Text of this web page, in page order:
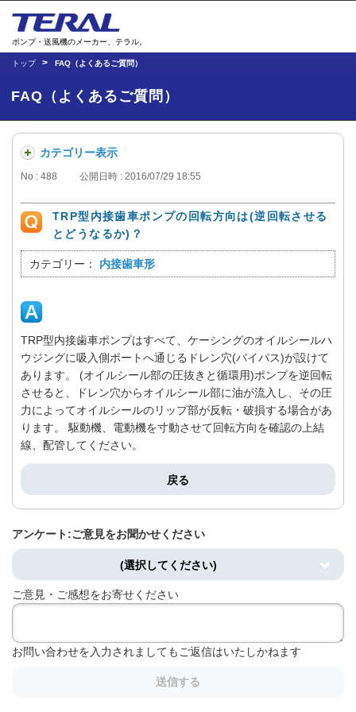
ポンプ・送風機のメーカー、テラル。
トップ FAQ（よくあるご質問）
FAQ（よくあるご質問）
カテゴリー表示
No : 488 公開日時 : 2016/07/29 18:55
TRP型内接歯車ポンプの回転方向は(逆回転させる
とどうなるか)？
カテゴリー： 内接歯車形
TRP型内接歯車ポンプはすべて、ケーシングのオイルシールハ
ウジングに吸入側ポートへ通じるドレン穴(バイパス)が設けて
あります。 (オイルシール部の圧抜きと循環用)ポンプを逆回転
させると、ドレン穴からオイルシール部に油が流入し、その圧
力によってオイルシールのリップ部が反転・破損する場合があ
ります。 駆動機、電動機を寸動させて回転方向を確認の上結
線、配管してください。
戻る
アンケート:ご意見をお聞かせください
(選択してください)
ご意見・ご感想をお寄せください
お問い合わせを入力されましてもご返信はいたしかねます
送信する